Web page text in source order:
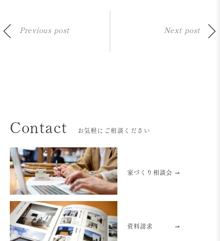
Previous post Next post
Contact お気軽にご相談ください
家づくり相談会 ⇀
資料請求 ⇀